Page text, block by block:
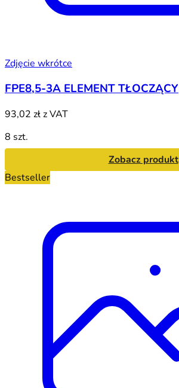
Zdjęcie wkrótce
FPE8,5-3A ELEMENT TŁOCZĄCY
93,02 złz VAT
8 szt.
Zobacz produkt
Bestseller